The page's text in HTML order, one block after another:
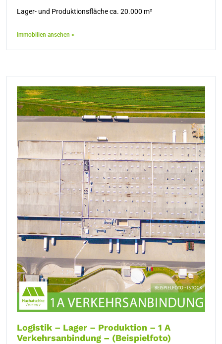
Lager- und Produktionsfläche ca. 20.000 m²
Immobilien ansehen >
Logistik – Lager – Produktion – 1 A
Verkehrsanbindung – (Beispielfoto)